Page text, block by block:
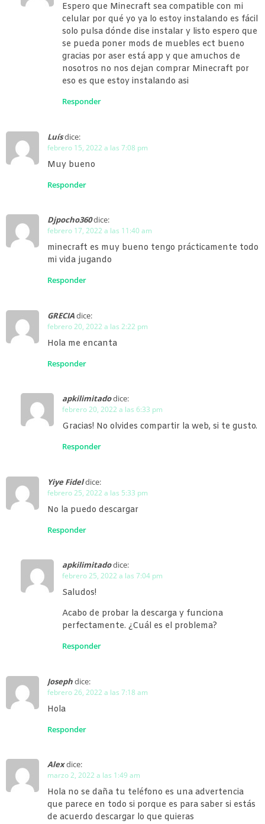
Espero que Minecraft sea compatible con mi
celular por qué yo ya lo estoy instalando es fácil
solo pulsa dónde dise instalar y listo espero que
se pueda poner mods de muebles ect bueno
gracias por aser está app y que amuchos de
nosotros no nos dejan comprar Minecraft por
eso es que estoy instalando asi
Responder
Luísdice:
febrero 15, 2022 a las 7:08 pm
Muy bueno
Responder
Djpocho360dice:
febrero 17, 2022 a las 11:40 am
minecraft es muy bueno tengo prácticamente todo
mi vida jugando
Responder
GRECIAdice:
febrero 20, 2022 a las 2:22 pm
Hola me encanta
Responder
apkilimitadodice:
febrero 20, 2022 a las 6:33 pm
Gracias! No olvides compartir la web, si te gusto.
Responder
Yiye Fideldice:
febrero 25, 2022 a las 5:33 pm
No la puedo descargar
Responder
apkilimitadodice:
febrero 25, 2022 a las 7:04 pm
Saludos!
Acabo de probar la descarga y funciona
perfectamente. ¿Cuál es el problema?
Responder
Josephdice:
febrero 26, 2022 a las 7:18 am
Hola
Responder
Alexdice:
marzo 2, 2022 a las 1:49 am
Hola no se daña tu teléfono es una advertencia
que parece en todo si porque es para saber si estás
de acuerdo descargar lo que quieras